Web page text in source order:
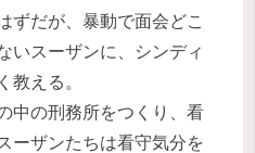
ずだが、暴動で面会どこ
いスーザンに、シンディ
教える。
中の刑務所をつくり、看
ーザンたちは看守気分を